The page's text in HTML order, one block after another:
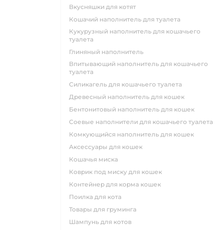
вкусняшки для котят
кошачий наполнитель для туалета
кукурузный наполнитель для кошачьего
туалета
глиняный наполнитель
впитывающий наполнитель для кошачьего
туалета
силикагель для кошачьего туалета
древесный наполнитель для кошек
бентонитовый наполнитель для кошек
соевые наполнители для кошачьего туалета
комкующийся наполнитель для кошек
аксессуары для кошек
кошачья миска
коврик под миску для кошек
контейнер для корма кошек
поилка для кота
товары для груминга
шампунь для котов